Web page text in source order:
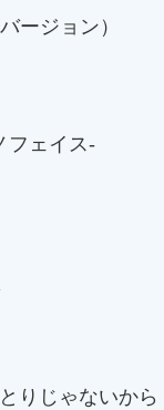
ージョン）
フェイス-
りじゃないか